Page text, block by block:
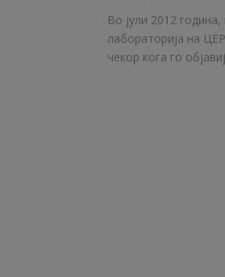
Во јули 2012
лабораторија на
чекор кога го